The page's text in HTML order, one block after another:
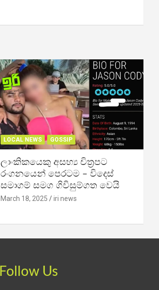
LOCAL NEWS GOSSIP
ලාංකිකයෙකු අසභ්‍ය චිත්‍රපට
රංගනයෙන් පෙරටම – විදෙස්
සමාගම් සමග ගිවිසුම්ගත වෙයි
March 18, 2025 iri news
Follow Us